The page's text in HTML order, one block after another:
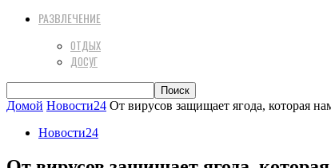
РАЗВЛЕЧЕНИЕ
ОТДЫХ
ДОСУГ
Домой Новости24 От вирусов защищает ягода, которая
Новости24